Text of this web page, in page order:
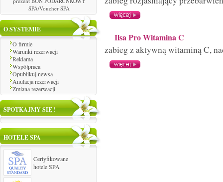
SPA/Voucher SPA
O SYSTEMIE
O firmie
Warunki rezerwacji
Reklama
Współpraca
Opublikuj newsa
Anulacja rezerwacji
Zmiana rezerwacji
SPOTKAJMY SIĘ !
HOTELE SPA
Certyfikowane
hotele SPA
Ilsa Pro Witamina C
zabieg z aktywną witaminą C,